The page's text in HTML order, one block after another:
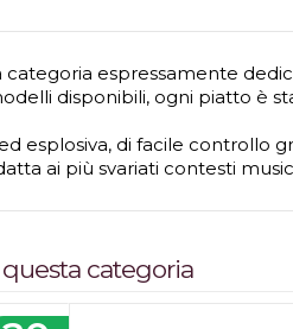
espressamente
disponibili, ogni piatto è
esplosiva, di facile controllo
ai più svariati contesti
categoria